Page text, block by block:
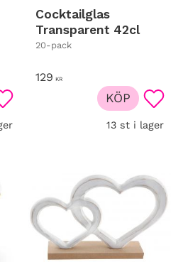
Lägg till i favoriter
Cocktailglas
Transparent 42cl
20-pack
129 KR
13 st i lager
KÖP